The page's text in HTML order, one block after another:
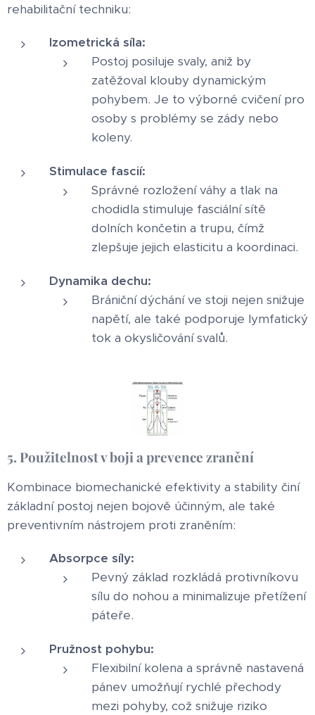
rehabilitační techniku:
Izometrická síla:
Postoj posiluje svaly, aniž by
zatěžoval klouby dynamickým
pohybem. Je to výborné cvičení pro
osoby s problémy se zády nebo
koleny.
Stimulace fascií:
Správné rozložení váhy a tlak na
chodidla stimuluje fasciální sítě
dolních končetin a trupu, čímž
zlepšuje jejich elasticitu a koordinaci.
Dynamika dechu:
Brániční dýchání ve stoji nejen snižuje
napětí, ale také podporuje lymfatický
tok a okysličování svalů.
5. Použitelnost v boji a prevence zranění
Kombinace biomechanické efektivity a stability činí
základní postoj nejen bojově účinným, ale také
preventivním nástrojem proti zraněním:
Absorpce síly:
Pevný základ rozkládá protivníkovu
sílu do nohou a minimalizuje přetížení
páteře.
Pružnost pohybu:
Flexibilní kolena a správně nastavená
pánev umožňují rychlé přechody
mezi pohyby, což snižuje riziko